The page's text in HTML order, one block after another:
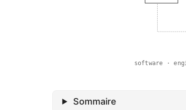
software ·
Sommaire